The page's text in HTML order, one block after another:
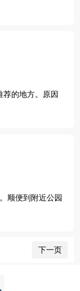
荐的地方。原因
顺便到附近公园
下一页